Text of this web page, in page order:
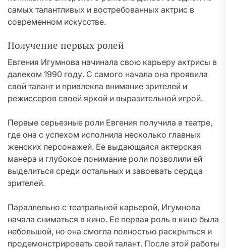
самых талантливых и востребованных актрис в
современном искусстве.
Получение первых ролей
Евгения Игумнова начинала свою карьеру актрисы в
далеком 1990 году. С самого начала она проявила
свой талант и привлекла внимание зрителей и
режиссеров своей яркой и выразительной игрой.
Первые серьезные роли Евгения получила в театре,
где она с успехом исполнила несколько главных
женских персонажей. Ее выдающаяся актерская
манера и глубокое понимание роли позволили ей
выделиться среди остальных и завоевать сердца
зрителей.
Параллельно с театральной карьерой, Игумнова
начала сниматься в кино. Ее первая роль в кино была
небольшой, но она смогла полностью раскрыться и
продемонстрировать свой талант. После этой работы